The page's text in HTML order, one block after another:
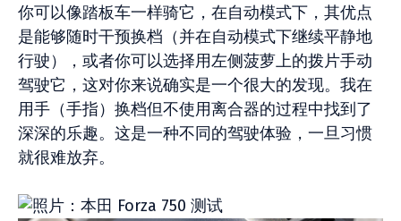
你可以像踏板车一样骑它，在自动模式下，其优点
是能够随时干预换档（并在自动模式下继续平静地
行驶），或者你可以选择用左侧菠萝上的拨片手动
驾驶它，这对你来说确实是一个很大的发现。我在
用手（手指）换档但不使用离合器的过程中找到了
深深的乐趣。这是一种不同的驾驶体验，一旦习惯
就很难放弃。